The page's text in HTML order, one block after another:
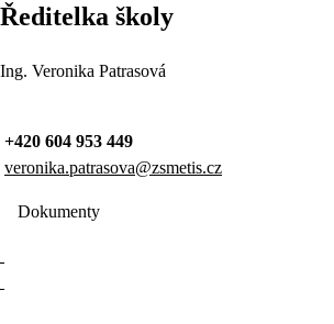
Ředitelka školy
Ing. Veronika Patrasová
+420 604 953 449
veronika.patrasova@zsmetis.cz
Dokumenty